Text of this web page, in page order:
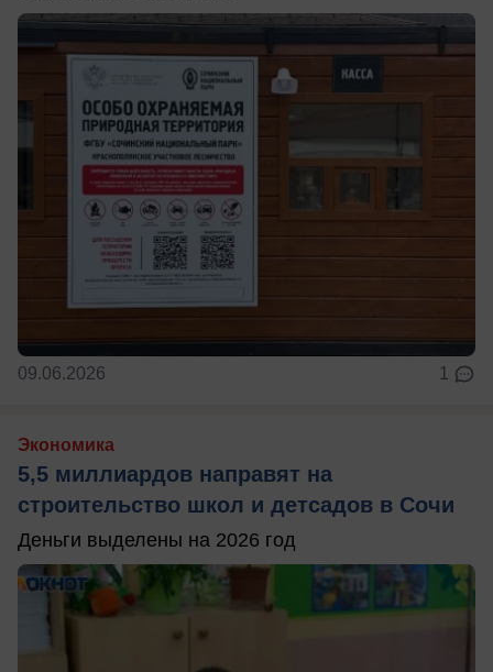
09.06.2026 1
Экономика
5,5 миллиардов направят на
строительство школ и детсадов в Сочи
Деньги выделены на 2026 год